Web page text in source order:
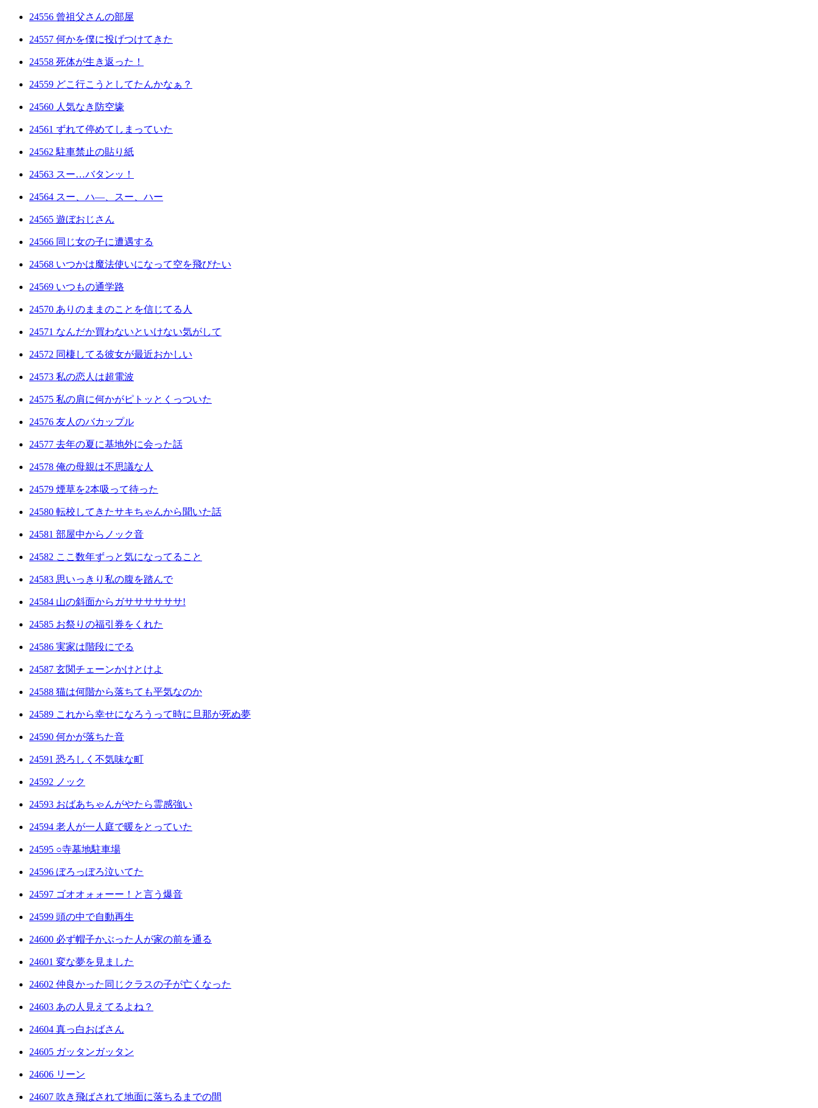
24556 曾祖父さんの部屋
24557 何かを僕に投げつけてきた
24558 死体が生き返った！
24559 どこ行こうとしてたんかなぁ？
24560 人気なき防空壕
24561 ずれて停めてしまっていた
24562 駐車禁止の貼り紙
24563 スー…バタンッ！
24564 スー、ハ―、スー、ハー
24565 遊ぼおじさん
24566 同じ女の子に遭遇する
24568 いつかは魔法使いになって空を飛びたい
24569 いつもの通学路
24570 ありのままのことを信じてる人
24571 なんだか買わないといけない気がして
24572 同棲してる彼女が最近おかしい
24573 私の恋人は超電波
24575 私の肩に何かがピトッとくっついた
24576 友人のバカップル
24577 去年の夏に基地外に会った話
24578 俺の母親は不思議な人
24579 煙草を2本吸って待った
24580 転校してきたサキちゃんから聞いた話
24581 部屋中からノック音
24582 ここ数年ずっと気になってること
24583 思いっきり私の腹を踏んで
24584 山の斜面からガササササササ!
24585 お祭りの福引券をくれた
24586 実家は階段にでる
24587 玄関チェーンかけとけよ
24588 猫は何階から落ちても平気なのか
24589 これから幸せになろうって時に旦那が死ぬ夢
24590 何かが落ちた音
24591 恐ろしく不気味な町
24592 ノック
24593 おばあちゃんがやたら霊感強い
24594 老人が一人庭で暖をとっていた
24595 ○寺墓地駐車場
24596 ぼろっぼろ泣いてた
24597 ゴオオォォーー！と言う爆音
24599 頭の中で自動再生
24600 必ず帽子かぶった人が家の前を通る
24601 変な夢を見ました
24602 仲良かった同じクラスの子が亡くなった
24603 あの人見えてるよね？
24604 真っ白おばさん
24605 ガッタンガッタン
24606 リーン
24607 吹き飛ばされて地面に落ちるまでの間